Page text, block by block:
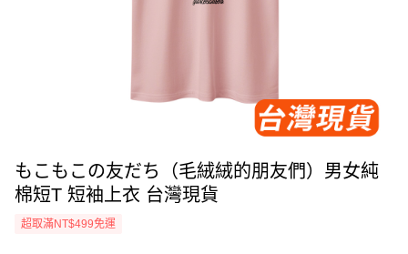
もこもこの友だち（毛絨絨的朋友們）男女純
棉短T 短袖上衣 台灣現貨
超取滿NT$499免運